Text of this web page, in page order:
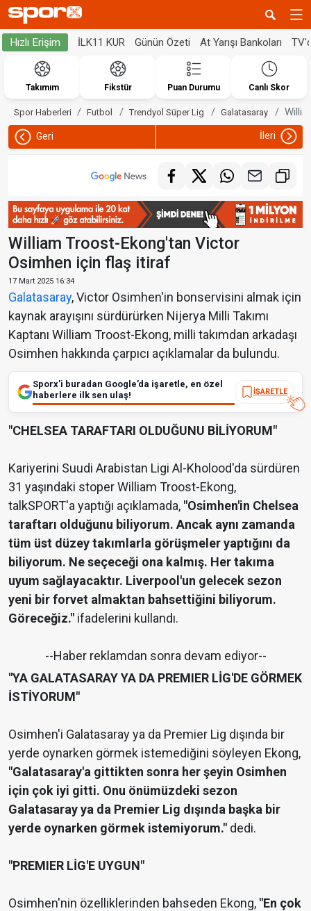
Hızlı Erişim İLK11 KUR Günün Özeti At Yarışı Bankoları
Takımım Fikstür Puan Durumu Canlı Skor
Spor Haberleri Futbol Trendyol Süper Lig Galatasaray
Geri İleri
William Troost-Ekong'tan Victor
Osimhen için flaş itiraf
17 Mart 2025 16:34
Galatasaray, Victor Osimhen'in bonservisini almak için
kaynak arayışını sürdürürken Nijerya Milli Takımı
Kaptanı William Troost-Ekong, milli takımdan arkadaşı
Osimhen hakkında çarpıcı açıklamalar da bulundu.
Sporx’i buradan Google’da işaretle, en özel
haberlere ilk sen ulaş!
İŞARETLE
"CHELSEA TARAFTARI OLDUĞUNU BİLİYORUM"
Kariyerini Suudi Arabistan Ligi Al-Kholood'da sürdüren
31 yaşındaki stoper William Troost-Ekong,
talkSPORT'a yaptığı açıklamada, "Osimhen'in Chelsea
taraftarı olduğunu biliyorum. Ancak aynı zamanda
tüm üst düzey takımlarla görüşmeler yaptığını da
biliyorum. Ne seçeceği ona kalmış. Her takıma
uyum sağlayacaktır. Liverpool'un gelecek sezon
yeni bir forvet almaktan bahsettiğini biliyorum.
Göreceğiz." ifadelerini kullandı.
--Haber reklamdan sonra devam ediyor--
"YA GALATASARAY YA DA PREMIER LİG'DE GÖRMEK
İSTİYORUM"
Osimhen'i Galatasaray ya da Premier Lig dışında bir
yerde oynarken görmek istemediğini söyleyen Ekong,
"Galatasaray'a gittikten sonra her şeyin Osimhen
için çok iyi gitti. Onu önümüzdeki sezon
Galatasaray ya da Premier Lig dışında başka bir
yerde oynarken görmek istemiyorum." dedi.
"PREMIER LİG'E UYGUN"
Osimhen'nin özelliklerinden bahseden Ekong, "En çok